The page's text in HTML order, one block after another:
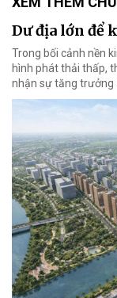
Dư địa lớn để
Trong bối cảnh nền
hình phát thải thấp,
nhận sự tăng trưởng